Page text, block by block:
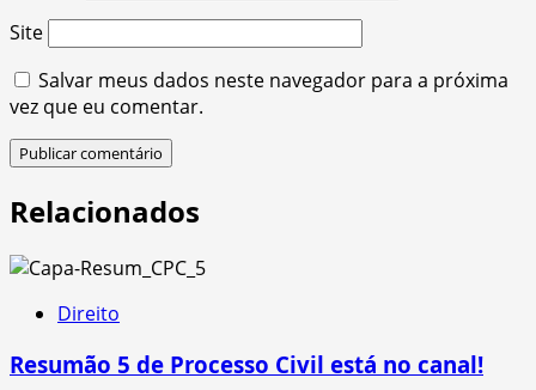
Site
Salvar meus dados neste navegador para a próxima
vez que eu comentar.
Relacionados
Direito
Resumão 5 de Processo Civil está no canal!